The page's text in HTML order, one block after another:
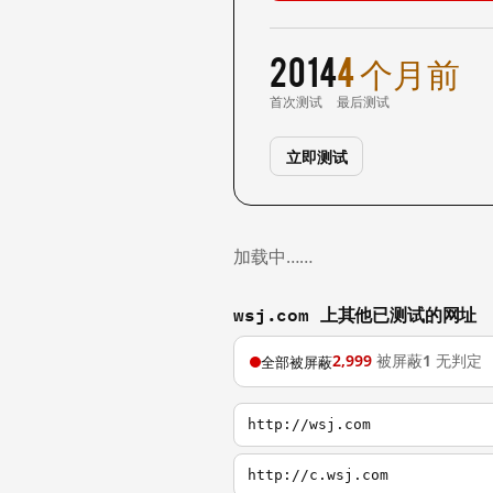
2014
首次测试
4 个月前
最后测试
立即测试
加载中……
wsj.com 上其他已测试的网址
全部被屏蔽2,999 被屏蔽1 无判定
http://wsj.com
http://c.wsj.com